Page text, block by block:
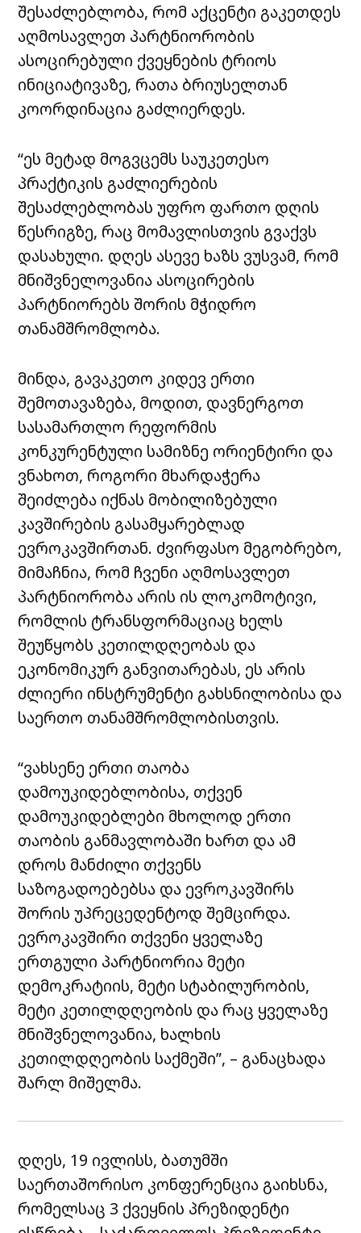
შესაძლებლობა, რომ აქცენტი გაკეთდეს
აღმოსავლეთ პარტნიორობის
ასოცირებული ქვეყნების ტრიოს
ინიციატივაზე, რათა ბრიუსელთან
კოორდინაცია გაძლიერდეს.
“ეს მეტად მოგვცემს საუკეთესო
პრაქტიკის გაძლიერების
შესაძლებლობას უფრო ფართო დღის
წესრიგზე, რაც მომავლისთვის გვაქვს
დასახული. დღეს ასევე ხაზს ვუსვამ, რომ
მნიშვნელოვანია ასოცირების
პარტნიორებს შორის მჭიდრო
თანამშრომლობა.
მინდა, გავაკეთო კიდევ ერთი
შემოთავაზება, მოდით, დავნერგოთ
სასამართლო რეფორმის
კონკურენტული სამიზნე ორიენტირი და
ვნახოთ, როგორი მხარდაჭერა
შეიძლება იქნას მობილიზებული
კავშირების გასამყარებლად
ევროკავშირთან. ძვირფასო მეგობრებო,
მიმაჩნია, რომ ჩვენი აღმოსავლეთ
პარტნიორობა არის ის ლოკომოტივი,
რომლის ტრანსფორმაციაც ხელს
შეუწყობს კეთილდღეობას და
ეკონომიკურ განვითარებას, ეს არის
ძლიერი ინსტრუმენტი გახსნილობისა და
საერთო თანამშრომლობისთვის.
“ვახსენე ერთი თაობა
დამოუკიდებლობისა, თქვენ
დამოუკიდებლები მხოლოდ ერთი
თაობის განმავლობაში ხართ და ამ
დროს მანძილი თქვენს
საზოგადოებებსა და ევროკავშირს
შორის უპრეცედენტოდ შემცირდა.
ევროკავშირი თქვენი ყველაზე
ერთგული პარტნიორია მეტი
დემოკრატიის, მეტი სტაბილურობის,
მეტი კეთილდღეობის და რაც ყველაზე
მნიშვნელოვანია, ხალხის
კეთილდღეობის საქმეში”, – განაცხადა
შარლ მიშელმა.
დღეს, 19 ივლისს, ბათუმში
საერთაშორისო კონფერენცია გაიხსნა,
რომელსაც 3 ქვეყნის პრეზიდენტი